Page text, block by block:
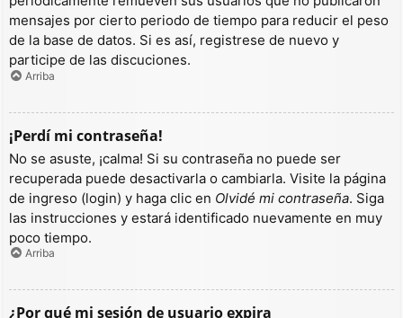
mensajes por cierto periodo de tiempo para reducir el peso
de la base de datos. Si es así, registrese de nuevo y
participe de las discuciones.
Arriba
¡Perdí mi contraseña!
No se asuste, ¡calma! Si su contraseña no puede ser
recuperada puede desactivarla o cambiarla. Visite la página
de ingreso (login) y haga clic en Olvidé mi contraseña. Siga
las instrucciones y estará identificado nuevamente en muy
poco tiempo.
Arriba
¿Por qué mi sesión de usuario expira